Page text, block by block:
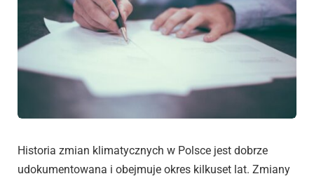
Historia zmian klimatycznych w Polsce jest dobrze
udokumentowana i obejmuje okres kilkuset lat. Zmiany